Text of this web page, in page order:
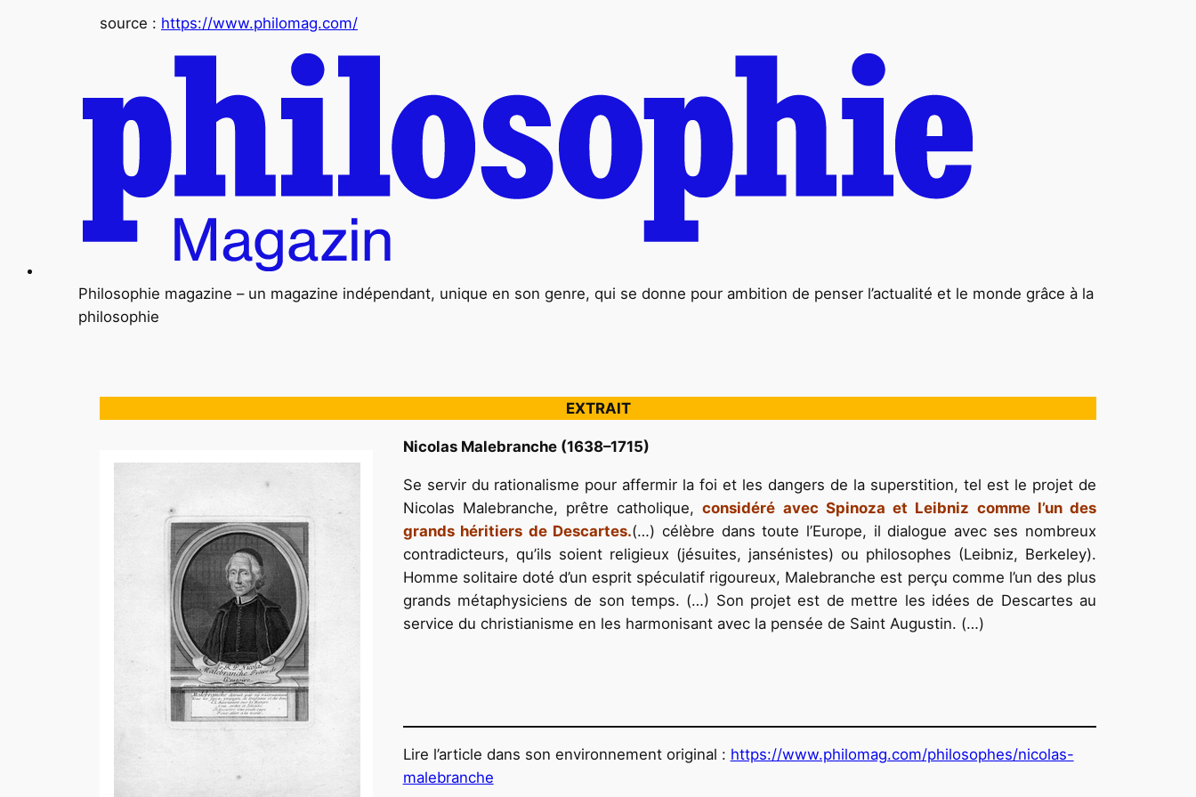
source : https://www.philomag.com/
Philosophie magazine – un magazine indépendant, unique en son genre, qui se donne pour ambition de penser l’actualité et le monde grâce à la
philosophie
EXTRAIT
Nicolas Malebranche (1638–1715)
Se servir du rationalisme pour affermir la foi et les dangers de la superstition, tel est le projet de
Nicolas Malebranche, prêtre catholique,considéré avec Spinoza et Leibniz comme l’un des
grands héritiers de Descartes.(…) célèbre dans toute l’Europe, il dialogue avec ses nombreux
contradicteurs, qu’ils soient religieux (jésuites, jansénistes) ou philosophes (Leibniz, Berkeley).
Homme solitaire doté d’un esprit spéculatif rigoureux, Malebranche est perçu comme l’un des plus
grands métaphysiciens de son temps. (…) Son projet est de mettre les idées de Descartes au
service du christianisme en les harmonisant avec la pensée de Saint Augustin. (…)
Lire l’article dans son environnement original : https://www.philomag.com/philosophes/nicolas-
malebranche